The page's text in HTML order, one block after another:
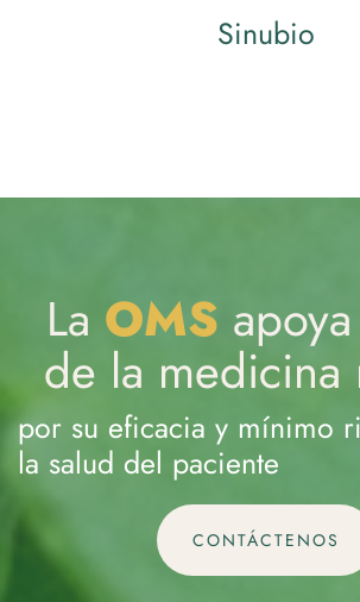
Sinubio
La OMS
de la medicina
por su eficacia y mínimo
la salud del paciente
CONTÁCTENOS